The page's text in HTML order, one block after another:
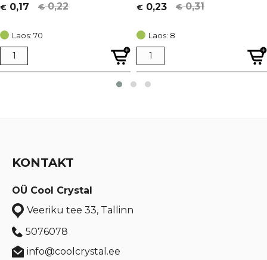
€0,22
Algne
oli:
€ 0,22.
€ 0,17
Current
is:
€ 0,17.
Laos: 70
€0,31
Algne
oli:
€ 0,31.
€ 0,23
Current
is:
€ 0,23.
Laos: 8
KONTAKT
OÜ Cool Crystal
Veeriku tee 33, Tallinn
5076078
info@coolcrystal.ee